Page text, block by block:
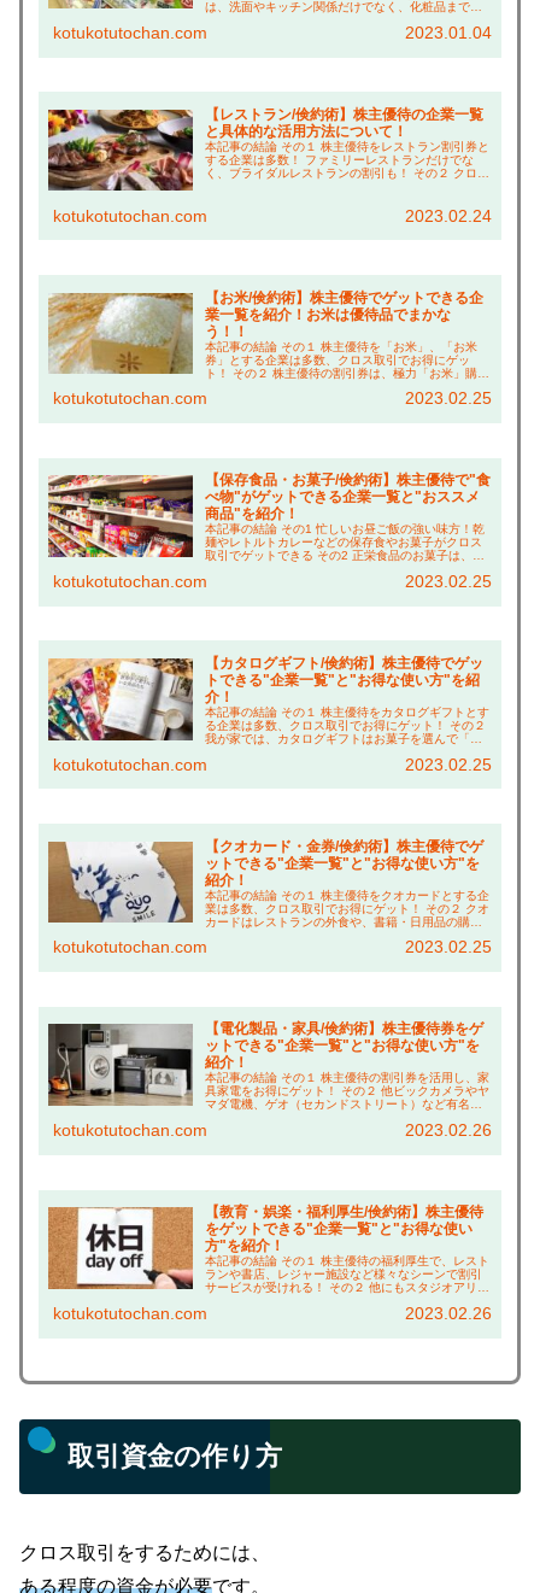
は、洗面やキッチン関係だけでなく、化粧品まで幅
薬"、"ウェルシア"の「倹約術」はお得なので...
kotukotutochan.com 2023.01.04
【レストラン/倹約術】株主優待の企業一覧
と具体的な活用方法について！
本記事の結論 その１ 株主優待をレストラン割引券と
する企業は多数！ ファミリーレストランだけでな
く、ブライダルレストランの割引も！ その２ クロス
kotukotutochan.com 2023.02.24
【お米/倹約術】株主優待でゲットできる企
業一覧を紹介！お米は優待品でまかな
う！！
本記事の結論 その１ 株主優待を「お米」、「お米
券」とする企業は多数、クロス取引でお得にゲッ
ト！ その２ 株主優待の割引券は、極力「お米」購入
と納税でゲットするライフスタイルを確立！ こ
kotukotutochan.com 2023.02.25
【保存食品・お菓子/倹約術】株主優待で"食
べ物"がゲットできる企業一覧と"おススメ
商品"を紹介！
本記事の結論 その1 忙しいお昼ご飯の強い味方！乾
麺やレトルトカレーなどの保存食やお菓子がクロス
取引でゲットできる その2 正栄食品のお菓子は、ボ
らに、お酒やコーヒーなどの飲み物も充実！ こ...
kotukotutochan.com 2023.02.25
【カタログギフト/倹約術】株主優待でゲッ
トできる"企業一覧"と"お得な使い方"を紹
介！
本記事の結論 その１ 株主優待をカタログギフトとす
る企業は多数、クロス取引でお得にゲット！ その２
我が家では、カタログギフトはお菓子を選んで「リ
ルディングスは、夫婦合算でより豪華な賞品に交...
kotukotutochan.com 2023.02.25
【クオカード・金券/倹約術】株主優待でゲ
ットできる"企業一覧"と"お得な使い方"を
紹介！
本記事の結論 その１ 株主優待をクオカードとする企
業は多数、クロス取引でお得にゲット！ その２ クオ
カードはレストランの外食や、書籍・日用品の購入
に買い物する「倹約術」も紹介！ こんにちは...
kotukotutochan.com 2023.02.25
【電化製品・家具/倹約術】株主優待券をゲ
ットできる"企業一覧"と"お得な使い方"を
紹介！
本記事の結論 その１ 株主優待の割引券を活用し、家
具家電をお得にゲット！ その２ 他ビックカメラやヤ
マダ電機、ゲオ（セカンドストリート）など有名店
オススメ！99%の方が知らない、1万円以上お...
kotukotutochan.com 2023.02.26
【教育・娯楽・福利厚生/倹約術】株主優待
をゲットできる"企業一覧"と"お得な使い
方"を紹介！
本記事の結論 その１ 株主優待の福利厚生で、レスト
ランや書店、レジャー施設など様々なシーンで割引
サービスが受けれる！ その２ 他にもスタジオアリス
連の割引も充実！ その３ ベネッセカードの無料特...
kotukotutochan.com 2023.02.26
取引資金の作り方
クロス取引をするためには、
ある程度の資金が必要です。